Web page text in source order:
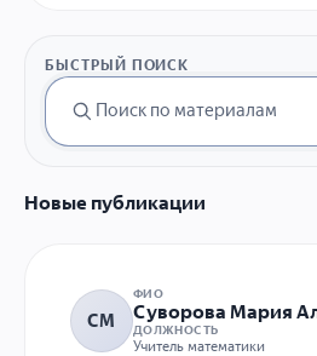
БЫСТРЫЙ ПОИСК
Новые публикации
СМ
ФИО
Суворова Мария
ДОЛЖНОСТЬ
Учитель математики